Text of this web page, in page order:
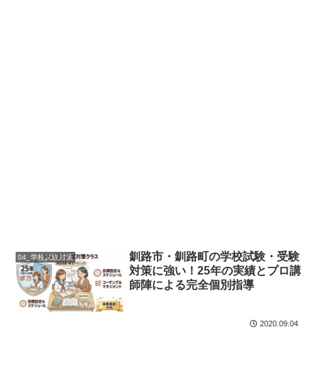
04_学校試験対策
釧路市・釧路町の学校試験・受験
対策に強い！25年の実績とプロ講
師陣による完全個別指導
2020.09.04